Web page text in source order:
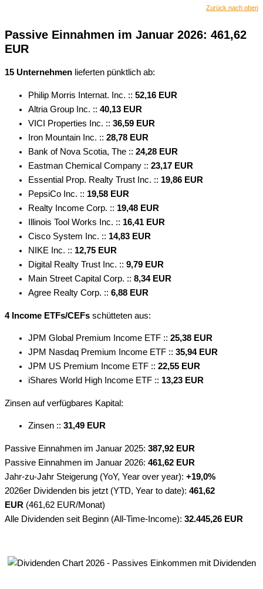
Zurück nach oben
Passive Einnahmen im Januar 2026: 461,62
EUR
15 Unternehmen lieferten pünktlich ab:
Philip Morris Internat. Inc. :: 52,16 EUR
Altria Group Inc. :: 40,13 EUR
VICI Properties Inc. :: 36,59 EUR
Iron Mountain Inc. :: 28,78 EUR
Bank of Nova Scotia, The :: 24,28 EUR
Eastman Chemical Company :: 23,17 EUR
Essential Prop. Realty Trust Inc. :: 19,86 EUR
PepsiCo Inc. :: 19,58 EUR
Realty Income Corp. :: 19,48 EUR
Illinois Tool Works Inc. :: 16,41 EUR
Cisco System Inc. :: 14,83 EUR
NIKE Inc. :: 12,75 EUR
Digital Realty Trust Inc. :: 9,79 EUR
Main Street Capital Corp. :: 8,34 EUR
Agree Realty Corp. :: 6,88 EUR
4 Income ETFs/CEFs schütteten aus:
JPM Global Premium Income ETF :: 25,38 EUR
JPM Nasdaq Premium Income ETF :: 35,94 EUR
JPM US Premium Income ETF :: 22,55 EUR
iShares World High Income ETF :: 13,23 EUR
Zinsen auf verfügbares Kapital:
Zinsen :: 31,49 EUR
Passive Einnahmen im Januar 2025: 387,92 EUR
Passive Einnahmen im Januar 2026: 461,62 EUR
Jahr-zu-Jahr Steigerung (YoY, Year over year): +19,0%
2026er Dividenden bis jetzt (YTD, Year to date): 461,62
EUR (461,62 EUR/Monat)
Alle Dividenden seit Beginn (All-Time-Income): 32.445,26 EUR